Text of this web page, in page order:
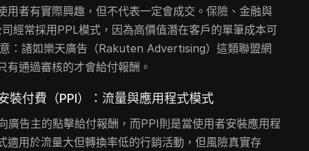
用者有實際興趣，但不代表一定會成交。保險、金融與
經常採用PPL模式，因為高價值潛在客戶的單筆成本可
：諸如樂天廣告（Rakuten Advertising）這類聯盟網
有通過審核的才會給付報酬。
裝付費（PPI）：流量與應用程式模式
廣告主的點擊給付報酬，而PPI則是當使用者安裝應用程
適用於流量大但轉換率低的行銷活動，但風險真實存